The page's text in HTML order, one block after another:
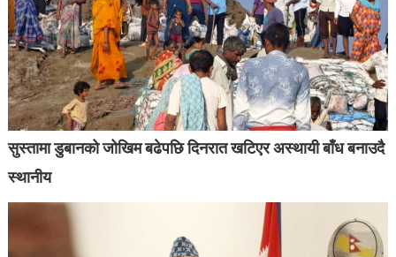
सुस्तामा डुबानको जोखिम बढेपछि दिनरात खटिएर अस्थायी बाँध बनाउदै
स्थानीय